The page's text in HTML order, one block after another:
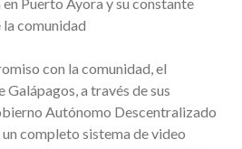
comunidad
con la comunidad, el
a través de sus
Autónomo Descentralizado
completo sistema de video